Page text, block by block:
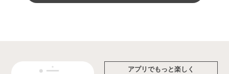
アプリでもっと楽しく